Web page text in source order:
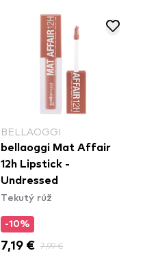
BELLAOGGI
bellaoggi Mat Affair
12h Lipstick -
Undressed
Tekutý rúž
-10%
7,19 € 7,99 €